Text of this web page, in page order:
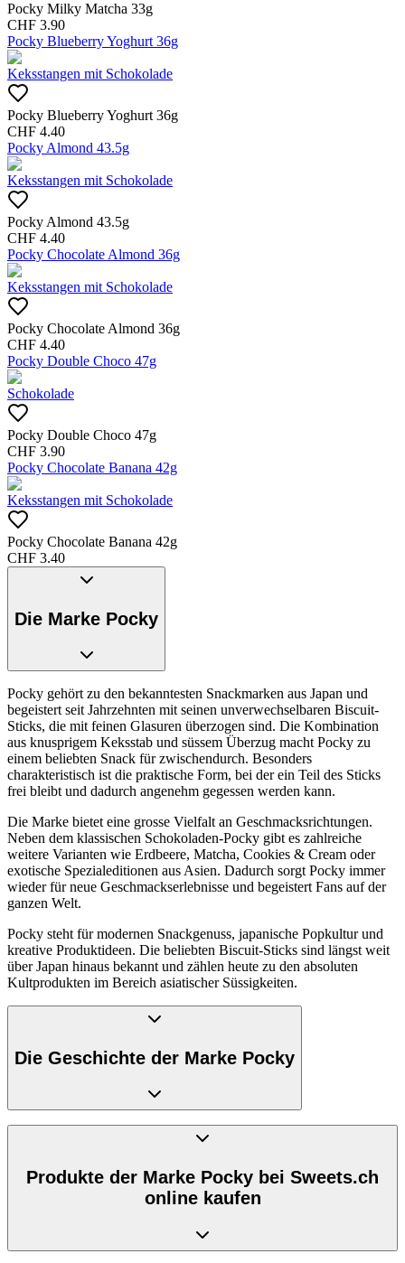
Pocky Milky Matcha 33g
CHF 3.90
Pocky Blueberry Yoghurt 36g
Keksstangen mit Schokolade
Pocky Blueberry Yoghurt 36g
CHF 4.40
Pocky Almond 43.5g
Keksstangen mit Schokolade
Pocky Almond 43.5g
CHF 4.40
Pocky Chocolate Almond 36g
Keksstangen mit Schokolade
Pocky Chocolate Almond 36g
CHF 4.40
Pocky Double Choco 47g
Schokolade
Pocky Double Choco 47g
CHF 3.90
Pocky Chocolate Banana 42g
Keksstangen mit Schokolade
Pocky Chocolate Banana 42g
CHF 3.40
Die Marke Pocky
Pocky gehört zu den bekanntesten Snackmarken aus Japan und
begeistert seit Jahrzehnten mit seinen unverwechselbaren Biscuit-
Sticks, die mit feinen Glasuren überzogen sind. Die Kombination
aus knusprigem Keksstab und süssem Überzug macht Pocky zu
einem beliebten Snack für zwischendurch. Besonders
charakteristisch ist die praktische Form, bei der ein Teil des Sticks
frei bleibt und dadurch angenehm gegessen werden kann.
Die Marke bietet eine grosse Vielfalt an Geschmacksrichtungen.
Neben dem klassischen Schokoladen-Pocky gibt es zahlreiche
weitere Varianten wie Erdbeere, Matcha, Cookies & Cream oder
exotische Spezialeditionen aus Asien. Dadurch sorgt Pocky immer
wieder für neue Geschmackserlebnisse und begeistert Fans auf der
ganzen Welt.
Pocky steht für modernen Snackgenuss, japanische Popkultur und
kreative Produktideen. Die beliebten Biscuit-Sticks sind längst weit
über Japan hinaus bekannt und zählen heute zu den absoluten
Kultprodukten im Bereich asiatischer Süssigkeiten.
Die Geschichte der Marke Pocky
Die Marke Pocky wurde vom japanischen Unternehmen Glico
unkompliziert essen lässt und gleichzeitig durch Geschmack und
Optik überzeugt. Der Name Pocky leitet sich vom japanischen
Abbrechen eines Biscuit-Sticks beschreibt.
Produkte der Marke Pocky bei Sweets.ch
online kaufen